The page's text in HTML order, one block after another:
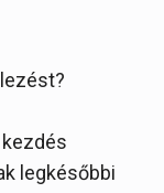
legkésőbbi